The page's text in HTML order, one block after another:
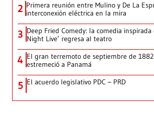
2 Primera reunión entre Mulino y De La
interconexión eléctrica en la mira
3 Deep Fried Comedy: la comedia inspirada
Night Live’ regresa al teatro
4 El gran terremoto de septiembre de
estremeció a Panamá
5 El acuerdo legislativo PDC – PRD